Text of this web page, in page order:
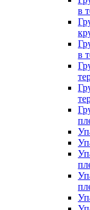
в
в